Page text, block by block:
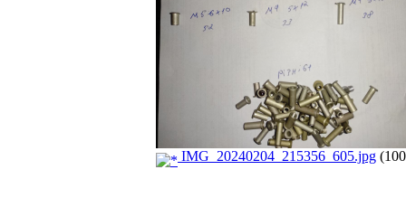
IMG_20240204_215356_605.jpg